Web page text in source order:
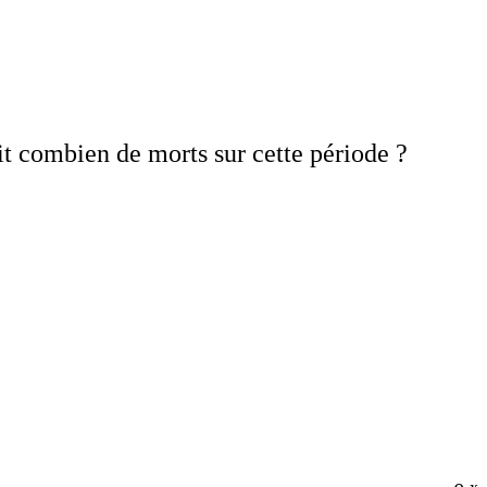
combien de morts sur cette période ?